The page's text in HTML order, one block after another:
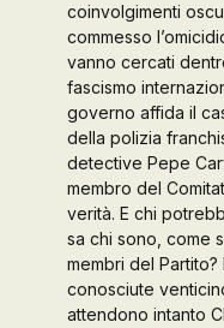
coinvolgimenti
commesso
vanno cercati
fascismo
governo affida il
della polizia
detective Pepe
membro del
verità. E chi
sa chi sono, come
membri del
conosciute
attendono intanto